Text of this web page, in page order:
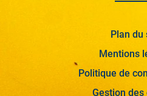
Plan du
Mentions
Politique de
Gestion des